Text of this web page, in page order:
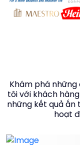
Khám phá
tôi với khách
những kết quả ấn
hoạt